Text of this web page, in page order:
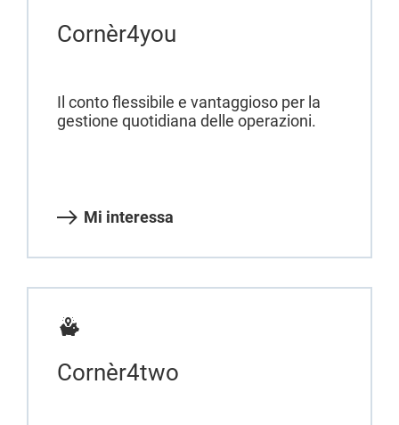
Cornèr4you
Il conto flessibile e vantaggioso per la
gestione quotidiana delle operazioni.
Mi interessa
Cornèr4two